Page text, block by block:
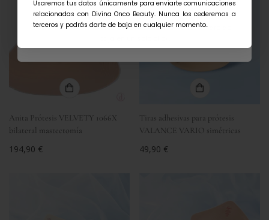
Anita Prótesis VELVETY 1066X
bilateral mastectomía
Precio
194,90 €
Tiras adhesivas para prótesis
VALANCE VARIO simétricas
Precio
49,90 €
*Al enviar tu información aceptas la política de privacidad.
Jamás cederemos tus datos a terceros. Puedes dare de
Usaremos tus datos únicamente para enviarte comunicaciones
relacionadas con Divina Onco Beauty. Nunca los cederemos a
terceros y podrás darte de baja en cualquier momento